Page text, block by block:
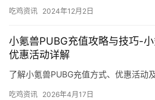
吃鸡资讯 2024年12月2日
小氪兽PUBG充值攻略与技巧-
优惠活动详解
了解小氪兽PUBG充值方式、优惠活动
吃鸡资讯 2026年4月17日